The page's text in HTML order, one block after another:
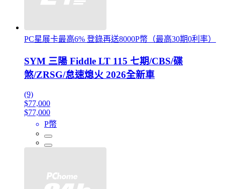
PC星展卡最高6% 登錄再送8000P幣（最高30期0利率）
SYM 三陽 Fiddle LT 115 七期/CBS/碟
煞/ZRSG/怠速熄火 2026全新車
(9)
$77,000
$77,000
P幣